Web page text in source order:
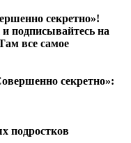
секретно»!
и подписывайтесь на
все самое
секретно»:
подростков